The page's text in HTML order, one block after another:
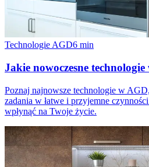
Technologie AGD6 min
Jakie nowoczesne
Poznaj najnowsze technologie w
zadania w łatwe i przyjemne
wpłynąć na Twoje życie.